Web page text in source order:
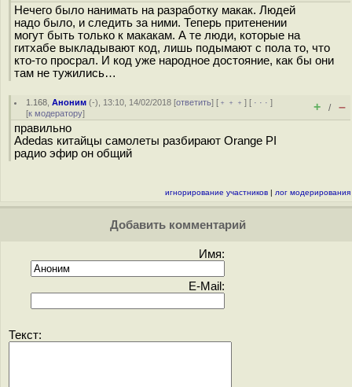
Нечего было нанимать на разработку макак. Людей
надо было, и следить за ними. Теперь притенении
могут быть только к макакам. А те люди, которые на
гитхабе выкладывают код, лишь подымают с пола то, что
кто-то просрал. И код уже народное достояние, как бы они
там не тужились…
1.168 ,Аноним (-), 13:10, 14/02/2018 [ответить] [ ﹢﹢﹢] [ · · ·]
[к модератору] + / –
правильно
Adedas китайцы самолеты разбирают Orange PI
радио эфир он общий
игнорирование участников | лог модерирования
Добавить комментарий
Имя:
E-Mail:
Текст: